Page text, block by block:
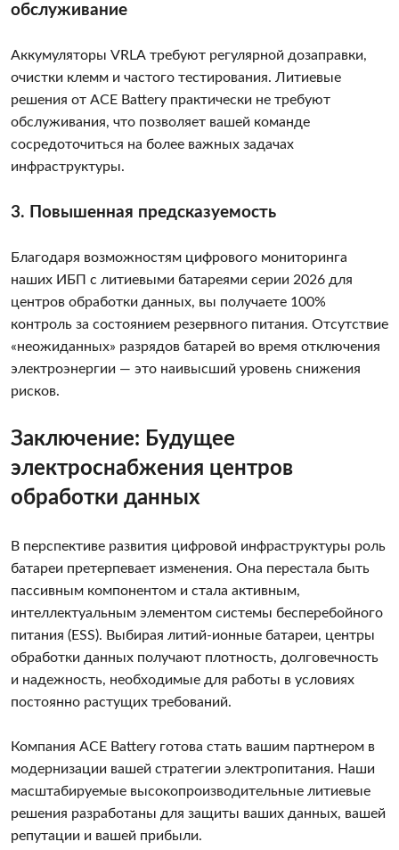
обслуживание
Аккумуляторы VRLA требуют регулярной дозаправки,
очистки клемм и частого тестирования. Литиевые
решения от ACE Battery практически не требуют
обслуживания, что позволяет вашей команде
сосредоточиться на более важных задачах
инфраструктуры.
3. Повышенная предсказуемость
Благодаря возможностям цифрового мониторинга
наших ИБП с литиевыми батареями серии 2026 для
центров обработки данных, вы получаете 100%
контроль за состоянием резервного питания. Отсутствие
«неожиданных» разрядов батарей во время отключения
электроэнергии — это наивысший уровень снижения
рисков.
Заключение: Будущее
электроснабжения центров
обработки данных
В перспективе развития цифровой инфраструктуры роль
батареи претерпевает изменения. Она перестала быть
пассивным компонентом и стала активным,
интеллектуальным элементом системы бесперебойного
питания (ESS). Выбирая литий-ионные батареи, центры
обработки данных получают плотность, долговечность
и надежность, необходимые для работы в условиях
постоянно растущих требований.
Компания ACE Battery готова стать вашим партнером в
модернизации вашей стратегии электропитания. Наши
масштабируемые высокопроизводительные литиевые
решения разработаны для защиты ваших данных, вашей
репутации и вашей прибыли.